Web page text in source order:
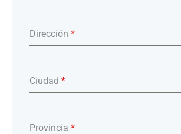
Dirección *
Ciudad *
Provincia *